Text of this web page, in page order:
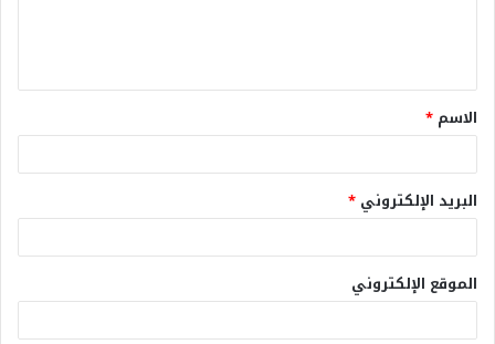
الاسم *
البريد الإلكتروني *
الموقع الإلكتروني